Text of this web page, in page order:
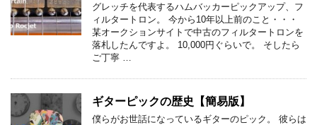
グレッチを代表するハムバッカーピックアップ、フ
ィルタートロン。 今から10年以上前のこと・・・
某オークションサイトで中古のフィルタートロンを
落札したんですよ。 10,000円ぐらいで。 そしたら
ご丁寧 …
ギターピックの歴史【簡易版】
僕らがお世話になっているギターのピック。 彼らは